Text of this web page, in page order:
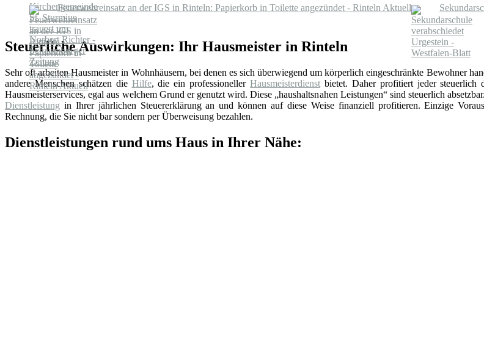
Feuerwehreinsatz an der IGS in Rinteln: Papierkorb in Toilette angezündet - Rinteln Aktuell
Steuerliche Auswirkungen: Ihr Hausmeister in Rinteln
Sehr oft arbeiten Hausmeister in Wohnhäusern, bei denen es sich überwiegend um körperlich eingeschränkte Bewohner
andere Menschen schätzen die Hilfe, die ein professionellerHausmeisterdienst bietet. Daher profitiert jeder steuerlich
Hausmeisterservices, egal aus welchem Grund er genutzt wird. Diese „haushaltsnahen Leistungen“ sind steuerlich
Dienstleistung in Ihrer jährlichen Steuererklärung an und können auf diese Weise finanziell profitieren. Einzige
Rechnung, die Sie nicht bar sondern per Überweisung bezahlen.
Dienstleistungen rund ums Haus in Ihrer Nähe: